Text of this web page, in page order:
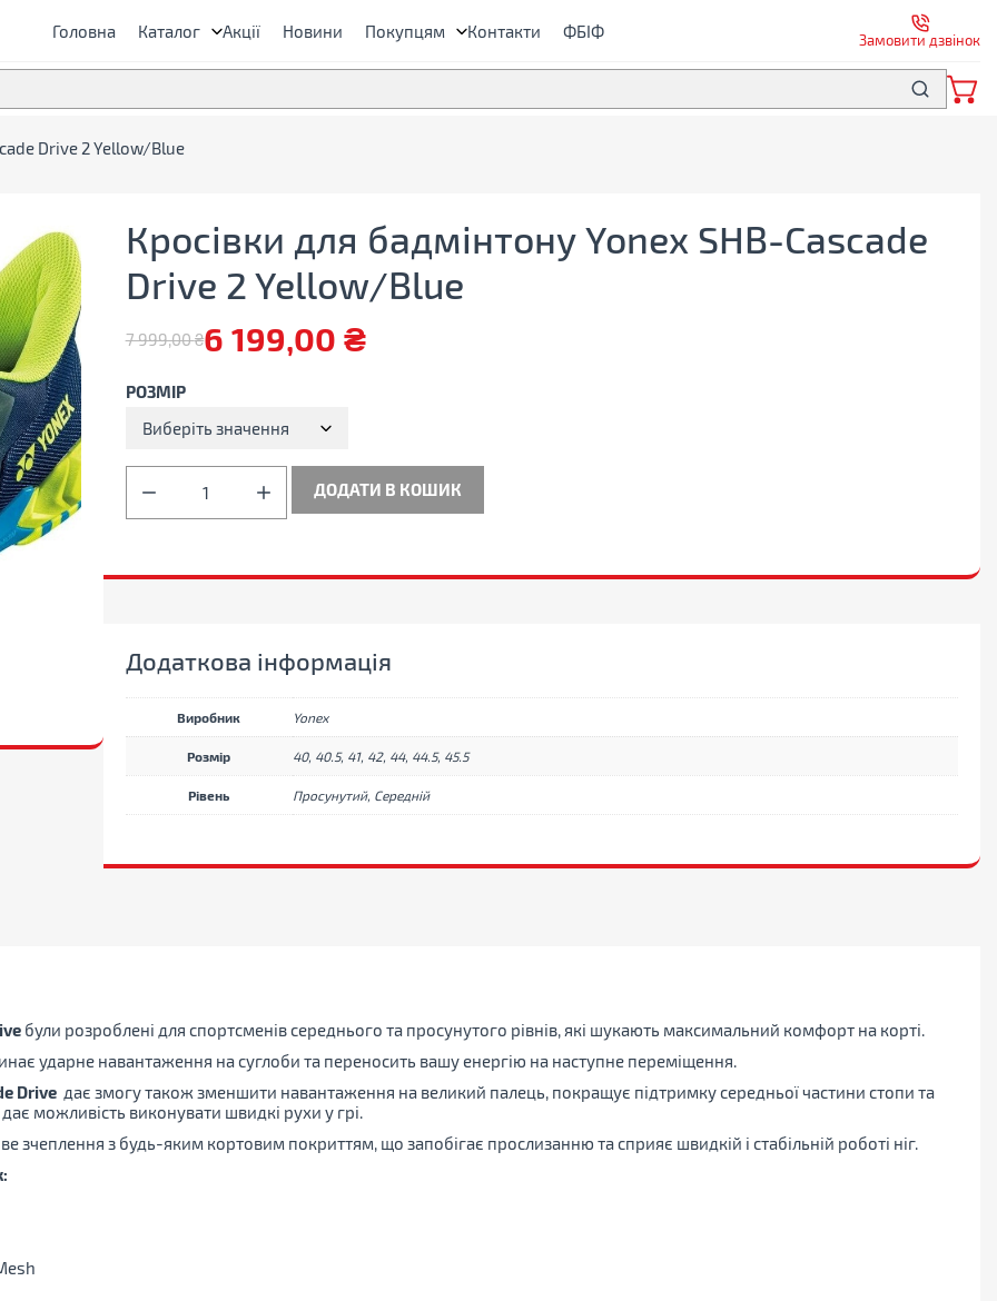
Головна Каталог Акції Новини Покупцям Контакти ФБІФ Замовити дзвінок
Drive 2 Yellow/Blue
Кросівки для бадмінтону Yonex SHB-Cascade
Drive 2 Yellow/Blue
7 999,00₴
Оригінальна
ціна:
999,00 ₴.
6 199,00 ₴
Поточна
ціна:
199,00 ₴.
РОЗМІР
Виберіть значення
для
бадмінтону
Cascade
кількість
ДОДАТИ В КОШИК
Додаткова інформація
Виробник Yonex
Розмір 40, 40.5, 41, 42, 44, 44.5, 45.5
Рівень Просунутий, Середній
були розроблені для спортсменів середнього та просунутого рівнів, які шукають максимальний комфорт на корті.
ударне навантаження на суглоби та переносить вашу енергію на наступне переміщення.
Drive дає змогу також зменшити навантаження на великий палець, покращує підтримку середньої частини стопи та
можливість виконувати швидкі рухи у грі.
зчеплення з будь-яким кортовим покриттям, що запобігає прослизанню та сприяє швидкій і стабільній роботі ніг.